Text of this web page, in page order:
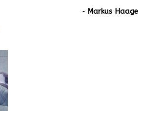
‐ Markus Haage